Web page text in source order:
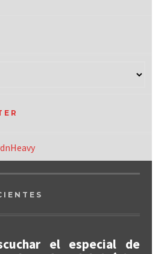
el especial de